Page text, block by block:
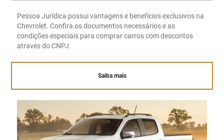
Pessoa Jurídica possui vantagens e benefícios exclusivos na
Chevrolet. Confira os documentos necessários e as
condições especiais para comprar carros com descontos
através do CNPJ.
Saiba mais